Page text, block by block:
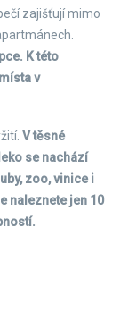
zajišťují mimo
K této
v
V těsné
se nachází
zoo, vinice i
naleznete jen 10